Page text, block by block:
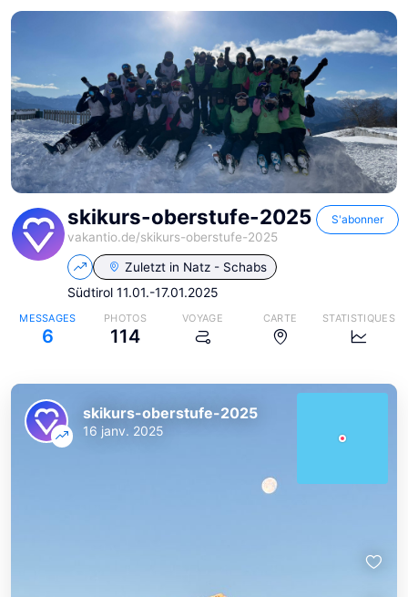
skikurs-oberstufe-2025
vakantio.de/skikurs-oberstufe-2025
S'abonner
Zuletzt in Natz - Schabs
Südtirol 11.01.-17.01.2025
MESSAGES
6
PHOTOS
114
VOYAGE CARTE STATISTIQUES
skikurs-oberstufe-2025
16 janv. 2025